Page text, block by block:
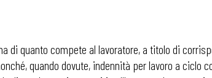
di quanto compete al lavoratore, a titolo di
quando dovute, indennità per lavoro a ciclo